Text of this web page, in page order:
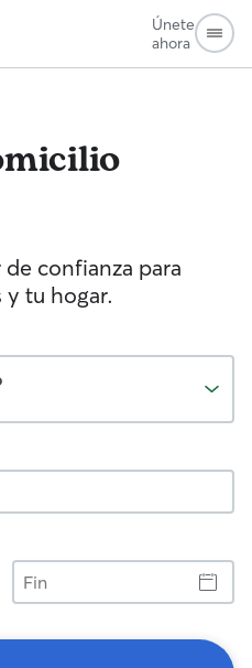
Únete
ahora
confianza para
y tu hogar.
Fin